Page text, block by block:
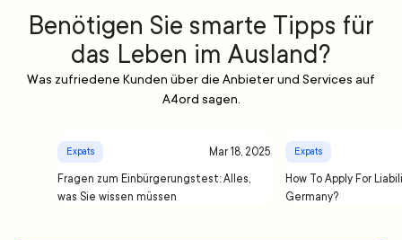
Benötigen Sie smarte Tipps für
das Leben im Ausland?
Was zufriedene Kunden über die Anbieter und Services auf
A4ord sagen.
Expats Mar 18, 2025
Fragen zum Einbürgerungstest: Alles,
was Sie wissen müssen
Expats
How To Apply For
Germany?